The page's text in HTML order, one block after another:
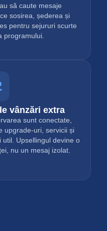
să caute mesaje
sosirea, șederea și
pentru sejururi scurte
programului.
vânzări extra
sunt conectate,
upgrade-uri, servicii și
Upsellingul devine o
nu un mesaj izolat.